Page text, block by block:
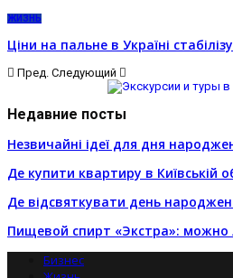
ЖИЗНЬ
Ціни на пальне в Україні
Пред. Следующий
Недавние посты
Незвичайні ідеї для дня
Де купити квартиру в Київській
Де відсвяткувати день
Пищевой спирт «Экстра»: можно
Бизнес